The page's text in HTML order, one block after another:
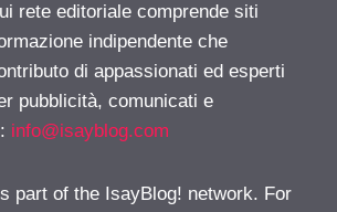
rete editoriale comprende siti
indipendente che
di appassionati ed esperti
pubblicità, comunicati e
info@isayblog.com
part of the IsayBlog! network. For